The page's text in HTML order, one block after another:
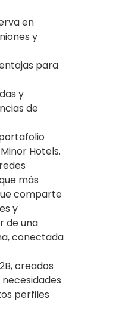
en
y
para
y
de
Hotels.
más
comparte
y
de una
conectada
creados
perfiles